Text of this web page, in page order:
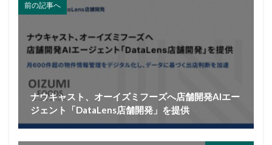
前の記事へ
ナウキャスト、オーイズミフーズへ店舗開発AIエー
ジェント「DataLens店舗開発」を提供